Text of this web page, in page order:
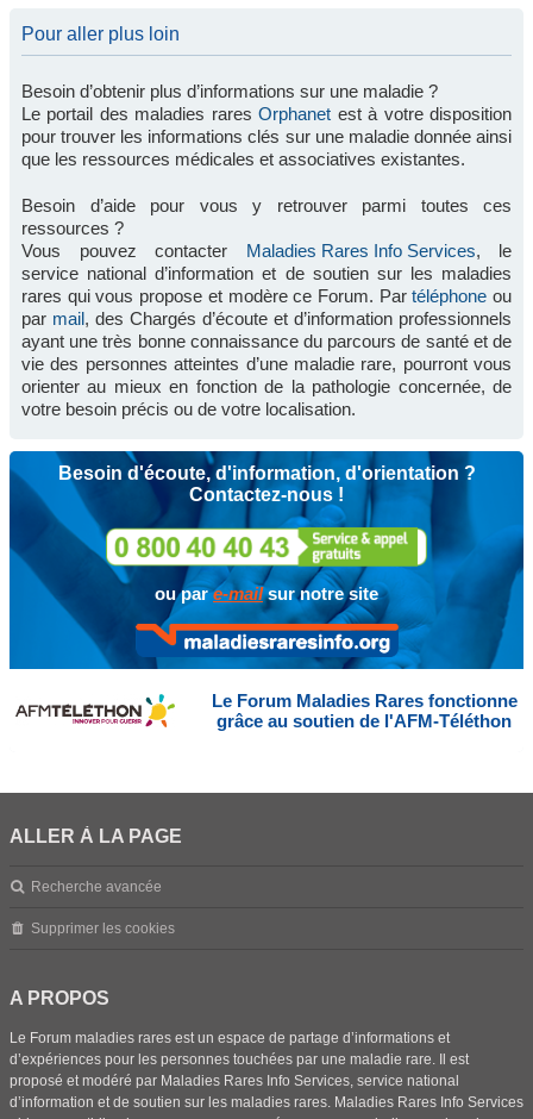
Pour aller plus loin
Besoin d’obtenir plus d’informations sur une maladie ?
Le portail des maladies raresOrphanet est à votre disposition
pour trouver les informations clés sur une maladie donnée ainsi
que les ressources médicales et associatives existantes.
Besoin d’aide pour vous y retrouver parmi toutes ces
ressources ?
Vous pouvez contacter Maladies Rares Info Services, le
service national d’information et de soutien sur les maladies
rares qui vous propose et modère ce Forum. Partéléphone ou
par mail, des Chargés d’écoute et d’information professionnels
ayant une très bonne connaissance du parcours de santé et de
vie des personnes atteintes d’une maladie rare, pourront vous
orienter au mieux en fonction de la pathologie concernée, de
votre besoin précis ou de votre localisation.
Besoin d'écoute, d'information, d'orientation ?
Contactez-nous !
ou pare-mailsur notre site
Le Forum Maladies Rares fonctionne
grâce au soutien de l'AFM-Téléthon
ALLER À LA PAGE
Recherche avancée
Supprimer les cookies
A PROPOS
Le Forum maladies rares est un espace de partage d’informations et
d’expériences pour les personnes touchées par une maladie rare. Il est
proposé et modéré par Maladies Rares Info Services, service national
d’information et de soutien sur les maladies rares. Maladies Rares Info Services